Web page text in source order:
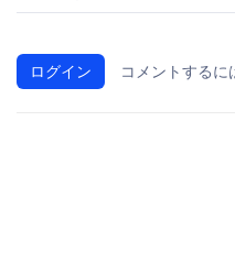
ログイン コメントするに